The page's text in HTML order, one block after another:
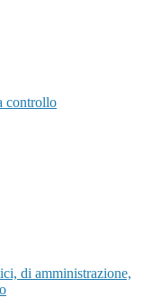
controllo
di amministrazione,